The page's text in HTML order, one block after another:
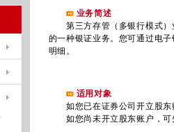
业务简述
第三方存管（多银行模式）
的一种银证业务。您可通过电
明细。
适用对象
如您已在证券公司开立股东
如您尚未开立股东账户，可